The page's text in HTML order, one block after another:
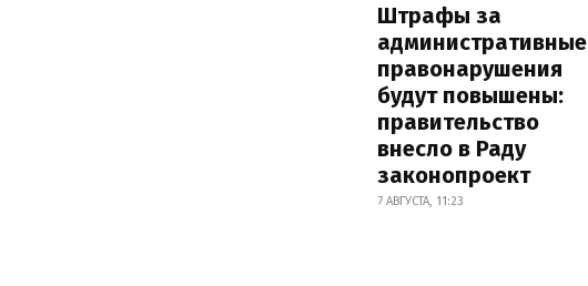
Штрафы за
административные
правонарушения
будут повышены:
правительство
внесло в Раду
законопроект
7 АВГУСТА, 11:23